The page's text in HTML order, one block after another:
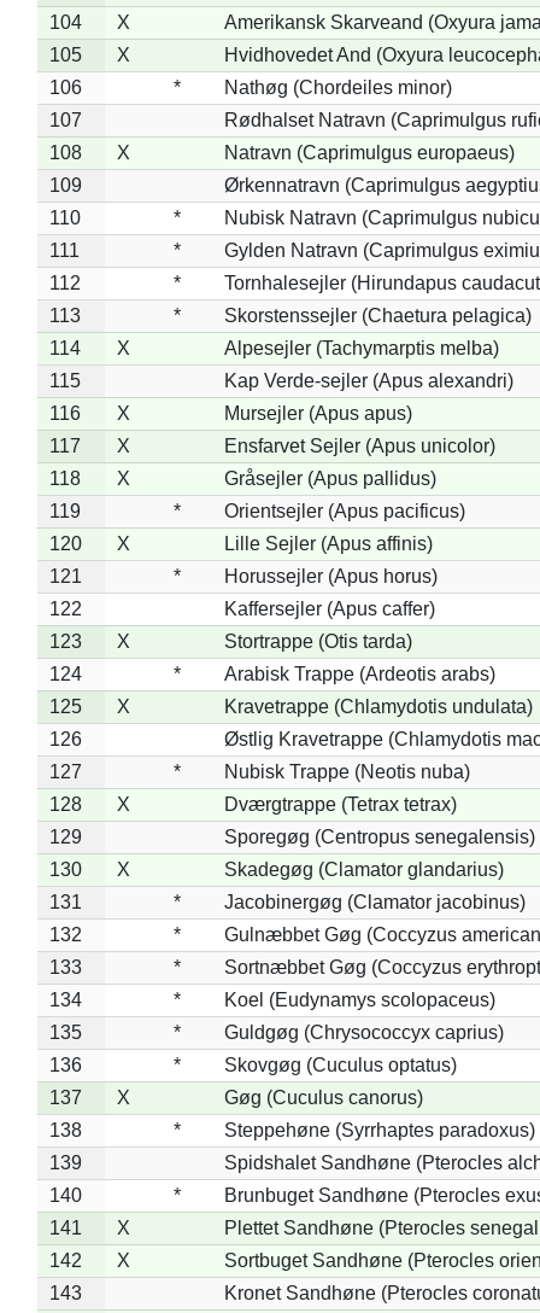
104 X
Amerikansk Skarveand (Oxyura
105
X
Hvidhovedet And (Oxyura
106
*
Nathøg (Chordeiles minor)
107
Rødhalset Natravn (Caprimulgus
108
X
Natravn (Caprimulgus europaeus)
109
Ørkennatravn (Caprimulgus
110
*
Nubisk Natravn (Caprimulgus
111
*
Gylden Natravn (Caprimulgus
112
*
Tornhalesejler (Hirundapus
113
*
Skorstenssejler (Chaetura pelagica)
114
X
Alpesejler (Tachymarptis melba)
115
Kap Verde-sejler (Apus alexandri)
116
X
Mursejler (Apus apus)
117
X
Ensfarvet Sejler (Apus unicolor)
118
X
Gråsejler (Apus pallidus)
119
*
Orientsejler (Apus pacificus)
120
X
Lille Sejler (Apus affinis)
121
*
Horussejler (Apus horus)
122
Kaffersejler (Apus caffer)
123
X
Stortrappe (Otis tarda)
124
*
Arabisk Trappe (Ardeotis arabs)
125
X
Kravetrappe (Chlamydotis undulata)
126
Østlig Kravetrappe (Chlamydotis
127
*
Nubisk Trappe (Neotis nuba)
128
X
Dværgtrappe (Tetrax tetrax)
129
Sporegøg (Centropus senegalensis)
130
X
Skadegøg (Clamator glandarius)
131
*
Jacobinergøg (Clamator jacobinus)
132
*
Gulnæbbet Gøg (Coccyzus
133
*
Sortnæbbet Gøg (Coccyzus
134
*
Koel (Eudynamys scolopaceus)
135
*
Guldgøg (Chrysococcyx caprius)
136
*
Skovgøg (Cuculus optatus)
137
X
Gøg (Cuculus canorus)
138
*
Steppehøne (Syrrhaptes paradoxus)
139
Spidshalet Sandhøne (Pterocles
140
*
Brunbuget Sandhøne (Pterocles
141
X
Plettet Sandhøne (Pterocles
142
X
Sortbuget Sandhøne (Pterocles
143
Kronet Sandhøne (Pterocles